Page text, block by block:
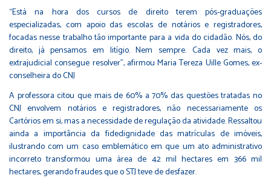
“Está na hora dos cursos de direito terem pós-graduações
especializadas, com apoio das escolas de notários e registradores,
focadas nesse trabalho tão importante para a vida do cidadão. Nós, do
direito, já pensamos em litígio. Nem sempre. Cada vez mais, o
extrajudicial consegue resolver”, afirmou Maria Tereza Uille Gomes, ex-
conselheira do CNJ
A professora citou que mais de 60% a 70% das questões tratadas no
CNJ envolvem notários e registradores, não necessariamente os
Cartórios em si, mas a necessidade de regulação da atividade. Ressaltou
ainda a importância da fidedignidade das matrículas de imóveis,
ilustrando com um caso emblemático em que um ato administrativo
incorreto transformou uma área de 42 mil hectares em 366 mil
hectares, gerando fraudes que o STJ teve de desfazer.